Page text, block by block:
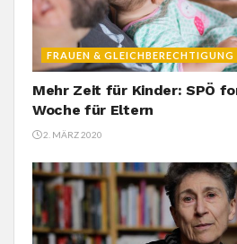
FRAUEN & GLEICHBERECHTIGUNG
Mehr Zeit für Kinder: SPÖ
Woche für Eltern
2. MÄRZ 2020